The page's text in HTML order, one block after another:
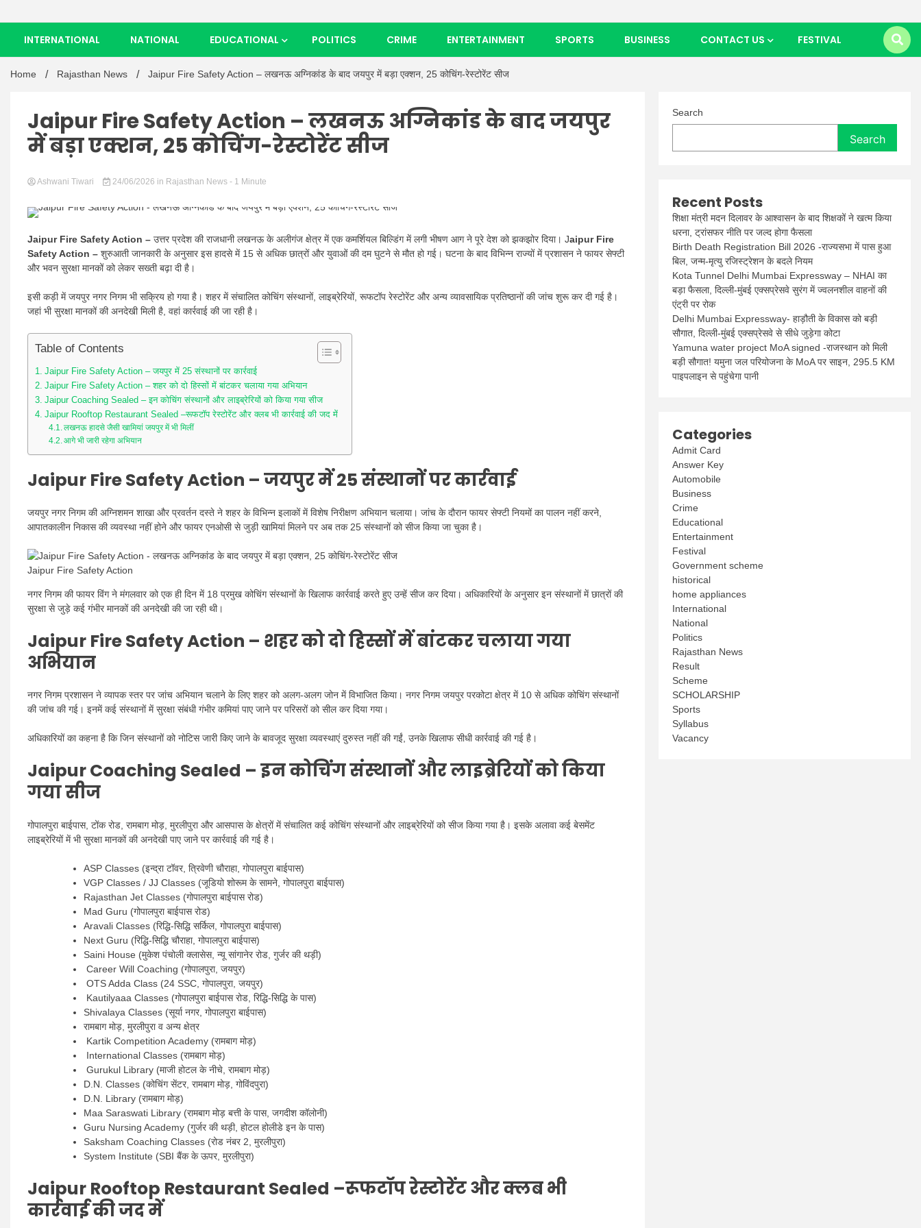
INTERNATIONAL NATIONAL EDUCATIONAL POLITICS CRIME ENTERTAINMENT SPORTS BUSINESS CONTACT US FESTIVAL
Home Rajasthan News Jaipur Fire Safety Action – लखनऊ अग्निकांड के बाद जयपुर में बड़ा एक्शन, 25 कोचिंग-रेस्टोरेंट सीज
Jaipur Fire Safety Action – लखनऊ अग्निकांड के बाद जयपुर
में बड़ा एक्शन, 25 कोचिंग-रेस्टोरेंट सीज
Ashwani Tiwari 24/06/2026 in Rajasthan News - 1 Minute
Jaipur Fire Safety Action – उत्तर प्रदेश की राजधानी लखनऊ के अलीगंज क्षेत्र में एक कमर्शियल बिल्डिंग में लगी भीषण आग ने पूरे देश को झकझोर दिया। Jaipur Fire
Safety Action – शुरुआती जानकारी के अनुसार इस हादसे में 15 से अधिक छात्रों और युवाओं की दम घुटने से मौत हो गई। घटना के बाद विभिन्न राज्यों में प्रशासन ने फायर सेफ्टी
और भवन सुरक्षा मानकों को लेकर सख्ती बढ़ा दी है।
इसी कड़ी में जयपुर नगर निगम भी सक्रिय हो गया है। शहर में संचालित कोचिंग संस्थानों, लाइब्रेरियों, रूफटॉप रेस्टोरेंट और अन्य व्यावसायिक प्रतिष्ठानों की जांच शुरू कर दी गई है।
जहां भी सुरक्षा मानकों की अनदेखी मिली है, वहां कार्रवाई की जा रही है।
Table of Contents
Jaipur Fire Safety Action – जयपुर में 25 संस्थानों पर कार्रवाई
Jaipur Fire Safety Action – शहर को दो हिस्सों में बांटकर चलाया गया अभियान
Jaipur Coaching Sealed – इन कोचिंग संस्थानों और लाइब्रेरियों को किया गया सीज
Jaipur Rooftop Restaurant Sealed –रूफटॉप रेस्टोरेंट और क्लब भी कार्रवाई की जद में
लखनऊ हादसे जैसी खामियां जयपुर में भी मिलीं
आगे भी जारी रहेगा अभियान
Jaipur Fire Safety Action – जयपुर में 25 संस्थानों पर कार्रवाई
जयपुर नगर निगम की अग्निशमन शाखा और प्रवर्तन दस्ते ने शहर के विभिन्न इलाकों में विशेष निरीक्षण अभियान चलाया। जांच के दौरान फायर सेफ्टी नियमों का पालन नहीं करने,
आपातकालीन निकास की व्यवस्था नहीं होने और फायर एनओसी से जुड़ी खामियां मिलने पर अब तक 25 संस्थानों को सीज किया जा चुका है।
Jaipur Fire Safety Action
नगर निगम की फायर विंग ने मंगलवार को एक ही दिन में 18 प्रमुख कोचिंग संस्थानों के खिलाफ कार्रवाई करते हुए उन्हें सीज कर दिया। अधिकारियों के अनुसार इन संस्थानों में छात्रों की
सुरक्षा से जुड़े कई गंभीर मानकों की अनदेखी की जा रही थी।
Jaipur Fire Safety Action – शहर को दो हिस्सों में बांटकर चलाया गया
अभियान
नगर निगम प्रशासन ने व्यापक स्तर पर जांच अभियान चलाने के लिए शहर को अलग-अलग जोन में विभाजित किया। नगर निगम जयपुर परकोटा क्षेत्र में 10 से अधिक कोचिंग संस्थानों
की जांच की गई। इनमें कई संस्थानों में सुरक्षा संबंधी गंभीर कमियां पाए जाने पर परिसरों को सील कर दिया गया।
अधिकारियों का कहना है कि जिन संस्थानों को नोटिस जारी किए जाने के बावजूद सुरक्षा व्यवस्थाएं दुरुस्त नहीं की गईं, उनके खिलाफ सीधी कार्रवाई की गई है।
Jaipur Coaching Sealed – इन कोचिंग संस्थानों और लाइब्रेरियों को किया
गया सीज
गोपालपुरा बाईपास, टोंक रोड, रामबाग मोड़, मुरलीपुरा और आसपास के क्षेत्रों में संचालित कई कोचिंग संस्थानों और लाइब्रेरियों को सीज किया गया है। इसके अलावा कई बेसमेंट
लाइब्रेरियों में भी सुरक्षा मानकों की अनदेखी पाए जाने पर कार्रवाई की गई है।
ASP Classes (इन्द्रा टॉवर, त्रिवेणी चौराहा, गोपालपुरा बाईपास)
VGP Classes / JJ Classes (जूडियो शोरूम के सामने, गोपालपुरा बाईपास)
Rajasthan Jet Classes (गोपालपुरा बाईपास रोड)
Mad Guru (गोपालपुरा बाईपास रोड)
Aravali Classes (रिद्धि-सिद्धि सर्किल, गोपालपुरा बाईपास)
Next Guru (रिद्धि-सिद्धि चौराहा, गोपालपुरा बाईपास)
Saini House (मुकेश पंचोली क्लासेस, न्यू सांगानेर रोड, गुर्जर की थड़ी)
Career Will Coaching (गोपालपुरा, जयपुर)
OTS Adda Class (24 SSC, गोपालपुरा, जयपुर)
Kautilyaaa Classes (गोपालपुरा बाईपास रोड, रिद्धि-सिद्धि के पास)
Shivalaya Classes (सूर्या नगर, गोपालपुरा बाईपास)
रामबाग मोड़, मुरलीपुरा व अन्य क्षेत्र
Kartik Competition Academy (रामबाग मोड़)
International Classes (रामबाग मोड़)
Gurukul Library (माजी होटल के नीचे, रामबाग मोड़)
D.N. Classes (कोचिंग सेंटर, रामबाग मोड़, गोविंदपुरा)
D.N. Library (रामबाग मोड़)
Maa Saraswati Library (रामबाग मोड़ बत्ती के पास, जगदीश कॉलोनी)
Guru Nursing Academy (गुर्जर की थड़ी, होटल होलीडे इन के पास)
Saksham Coaching Classes (रोड नंबर 2, मुरलीपुरा)
System Institute (SBI बैंक के ऊपर, मुरलीपुरा)
Jaipur Rooftop Restaurant Sealed –रूफटॉप रेस्टोरेंट और क्लब भी
कार्रवाई की जद में
Search
Search
Recent Posts
शिक्षा मंत्री मदन दिलावर के आश्वासन के बाद शिक्षकों ने खत्म किया
धरना, ट्रांसफर नीति पर जल्द होगा फैसला
Birth Death Registration Bill 2026 -राज्यसभा में पास हुआ
बिल, जन्म-मृत्यु रजिस्ट्रेशन के बदले नियम
Kota Tunnel Delhi Mumbai Expressway – NHAI का
बड़ा फैसला, दिल्ली-मुंबई एक्सप्रेसवे सुरंग में ज्वलनशील वाहनों की
एंट्री पर रोक
Delhi Mumbai Expressway- हाड़ौती के विकास को बड़ी
सौगात, दिल्ली-मुंबई एक्सप्रेसवे से सीधे जुड़ेगा कोटा
Yamuna water project MoA signed -राजस्थान को मिली
बड़ी सौगात! यमुना जल परियोजना के MoA पर साइन, 295.5 KM
पाइपलाइन से पहुंचेगा पानी
Categories
Admit Card
Answer Key
Automobile
Business
Crime
Educational
Entertainment
Festival
Government scheme
historical
home appliances
International
National
Politics
Rajasthan News
Result
Scheme
SCHOLARSHIP
Sports
Syllabus
Vacancy